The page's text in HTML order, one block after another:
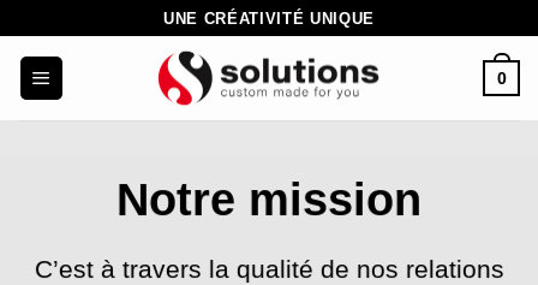
contenu
UNE CRÉATIVITÉ UNIQUE
0
Notre mission
C’est à travers la qualité de nos relations